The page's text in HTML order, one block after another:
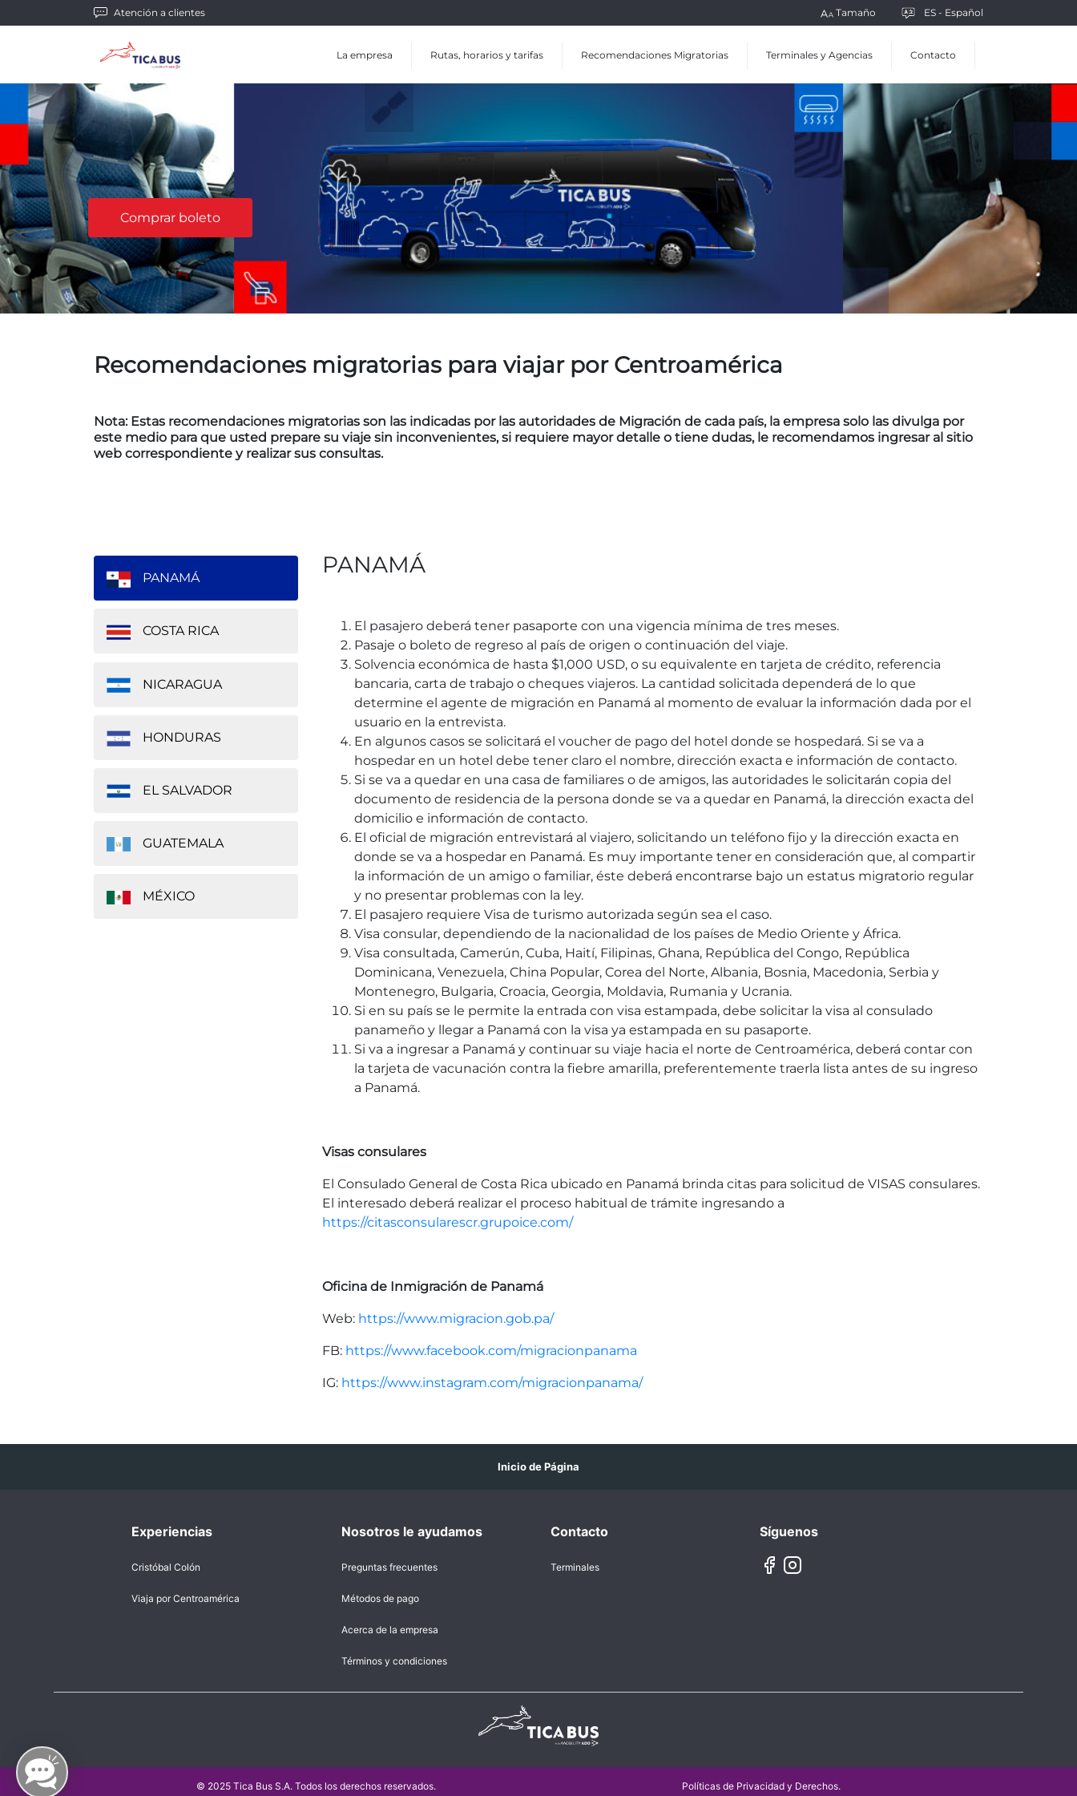
Atención a clientes Tamaño ES - Español
La empresa Rutas, horarios y tarifas Recomendaciones Migratorias Terminales y Agencias Contacto
Comprar boleto
Recomendaciones migratorias para viajar por Centroamérica
Nota: Estas recomendaciones migratorias son las indicadas por las autoridades de Migración de cada país, la empresa solo las divulga por
este medio para que usted prepare su viaje sin inconvenientes, si requiere mayor detalle o tiene dudas, le recomendamos ingresar al sitio
web correspondiente y realizar sus consultas.
PANAMÁ
COSTA RICA
NICARAGUA
HONDURAS
EL SALVADOR
GUATEMALA
MÉXICO
PANAMÁ
El pasajero deberá tener pasaporte con una vigencia mínima de tres meses.
Pasaje o boleto de regreso al país de origen o continuación del viaje.
Solvencia económica de hasta $1,000 USD, o su equivalente en tarjeta de crédito, referencia
bancaria, carta de trabajo o cheques viajeros. La cantidad solicitada dependerá de lo que
determine el agente de migración en Panamá al momento de evaluar la información dada por el
usuario en la entrevista.
En algunos casos se solicitará el voucher de pago del hotel donde se hospedará. Si se va a
hospedar en un hotel debe tener claro el nombre, dirección exacta e información de contacto.
Si se va a quedar en una casa de familiares o de amigos, las autoridades le solicitarán copia del
documento de residencia de la persona donde se va a quedar en Panamá, la dirección exacta del
domicilio e información de contacto.
El oficial de migración entrevistará al viajero, solicitando un teléfono fijo y la dirección exacta en
donde se va a hospedar en Panamá. Es muy importante tener en consideración que, al compartir
la información de un amigo o familiar, éste deberá encontrarse bajo un estatus migratorio regular
y no presentar problemas con la ley.
El pasajero requiere Visa de turismo autorizada según sea el caso.
Visa consular, dependiendo de la nacionalidad de los países de Medio Oriente y África.
Visa consultada, Camerún, Cuba, Haití, Filipinas, Ghana, República del Congo, República
Dominicana, Venezuela, China Popular, Corea del Norte, Albania, Bosnia, Macedonia, Serbia y
Montenegro, Bulgaria, Croacia, Georgia, Moldavia, Rumania y Ucrania.
Si en su país se le permite la entrada con visa estampada, debe solicitar la visa al consulado
panameño y llegar a Panamá con la visa ya estampada en su pasaporte.
Si va a ingresar a Panamá y continuar su viaje hacia el norte de Centroamérica, deberá contar con
la tarjeta de vacunación contra la fiebre amarilla, preferentemente traerla lista antes de su ingreso
a Panamá.
Visas consulares
El Consulado General de Costa Rica ubicado en Panamá brinda citas para solicitud de VISAS consulares.
El interesado deberá realizar el proceso habitual de trámite ingresando a
https://citasconsularescr.grupoice.com/
Oficina de Inmigración de Panamá
Web: https://www.migracion.gob.pa/
FB: https://www.facebook.com/migracionpanama
IG: https://www.instagram.com/migracionpanama/
Inicio de Página
Experiencias
Cristóbal Colón
Viaja por Centroamérica
Nosotros le ayudamos
Preguntas frecuentes
Métodos de pago
Acerca de la empresa
Términos y condiciones
Contacto
Terminales
Síguenos
© 2025 Tica Bus S.A. Todos los derechos reservados. Políticas de Privacidad y Derechos.